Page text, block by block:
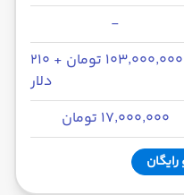
-
۱۰۳٬۰۰۰٬۰۰۰ تومان + ۲۱۰
دلار
۱۷٬۰۰۰٬۰۰۰ تومان